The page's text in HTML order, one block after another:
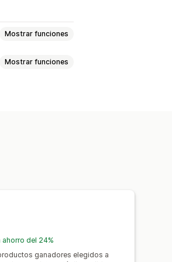
Mostrar funciones
Mostrar funciones
del 24%
ganadores elegidos a